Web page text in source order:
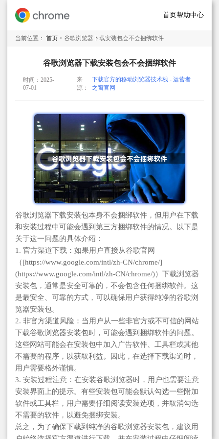
首页帮助中心
当前位置： 首页 > 谷歌浏览器下载安装包会不会捆绑软件
谷歌浏览器下载安装包会不会捆绑软件
时间：2025-
07-01
来
源：
下载官方的移动浏览器技术栈 - 运营者
之窗官网
谷歌浏览器下载安装包本身不会捆绑软件，但用户在下载
和安装过程中可能会遇到第三方捆绑软件的情况。以下是
关于这一问题的具体介绍：
1. 官方渠道下载：如果用户直接从谷歌官网
（[https://www.google.com/intl/zh-CN/chrome/]
(https://www.google.com/intl/zh-CN/chrome/)）下载浏览器
安装包，通常是安全可靠的，不会包含任何捆绑软件。这
是最安全、可靠的方式，可以确保用户获得纯净的谷歌浏
览器安装包。
2. 非官方渠道风险：当用户从一些非官方或不可信的网站
下载谷歌浏览器安装包时，可能会遇到捆绑软件的问题。
这些网站可能会在安装包中加入广告软件、工具栏或其他
不需要的程序，以获取利益。因此，在选择下载渠道时，
用户需要格外谨慎。
3. 安装过程注意：在安装谷歌浏览器时，用户也需要注意
安装界面上的提示。有些安装包可能会默认勾选一些附加
软件或工具栏，用户需要仔细阅读安装选项，并取消勾选
不需要的软件，以避免捆绑安装。
总之，为了确保下载到纯净的谷歌浏览器安装包，建议用